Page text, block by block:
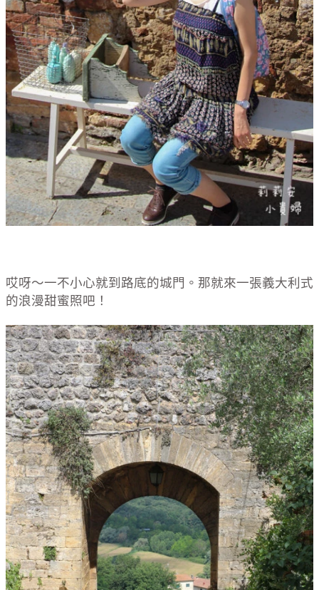
哎呀～一不小心就到路底的城門。那就來一張義大利式
的浪漫甜蜜照吧！